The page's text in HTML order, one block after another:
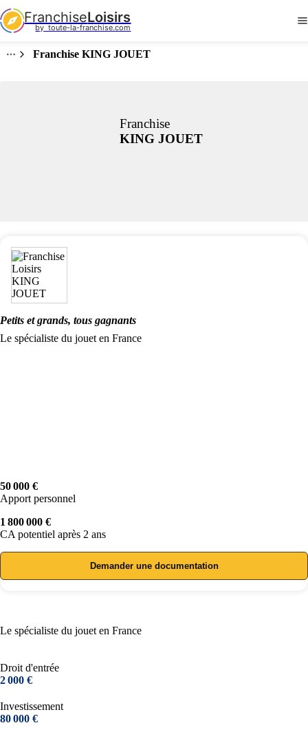
FranchiseLoisirs
by  toute-la-franchise.com
Franchise KING JOUET
Franchise
KING JOUET
Petits et grands, tous gagnants
Le spécialiste du jouet en France
50 000 €
Apport personnel
1 800 000 €
CA potentiel après 2 ans
Demander une documentation
Le spécialiste du jouet en France
Droit d'entrée
2 000 €
Investissement
80 000 €